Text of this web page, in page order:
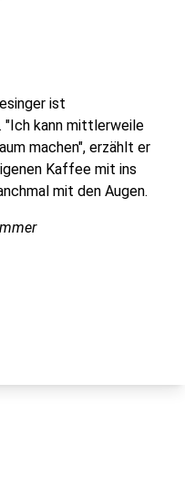
ist
kann mittlerweile
machen", erzählt er
Kaffee mit ins
mit den Augen.